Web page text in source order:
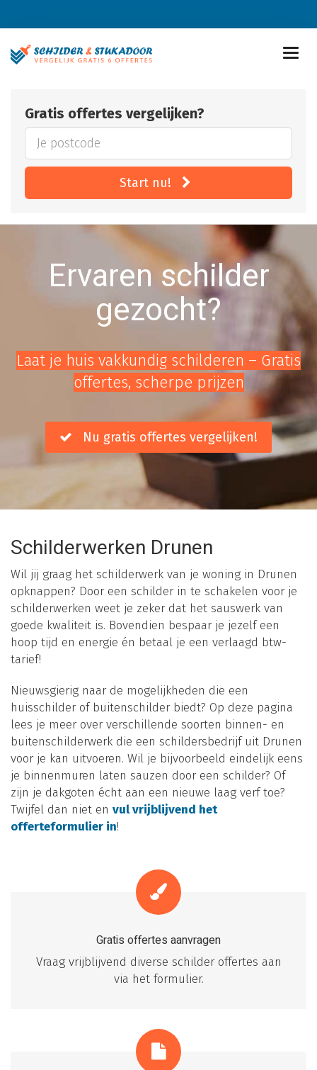
Gratis offertes vergelijken?
Start nu!
Ervaren schilder
gezocht?
Laat je huis vakkundig schilderen – Gratis
offertes, scherpe prijzen
Nu gratis offertes vergelijken!
Schilderwerken Drunen
Wil jij graag het schilderwerk van je woning in Drunen
opknappen? Door een schilder in te schakelen voor je
schilderwerken weet je zeker dat het sauswerk van
goede kwaliteit is. Bovendien bespaar je jezelf een
hoop tijd en energie én betaal je een verlaagd btw-
tarief!
Nieuwsgierig naar de mogelijkheden die een
huisschilder of buitenschilder biedt? Op deze pagina
lees je meer over verschillende soorten binnen- en
buitenschilderwerk die een schildersbedrijf uit Drunen
voor je kan uitvoeren. Wil je bijvoorbeeld eindelijk eens
je binnenmuren laten sauzen door een schilder? Of
zijn je dakgoten écht aan een nieuwe laag verf toe?
Twijfel dan niet en vul vrijblijvend het
offerteformulier in!
Gratis offertes aanvragen
Vraag vrijblijvend diverse schilder offertes aan
via het formulier.